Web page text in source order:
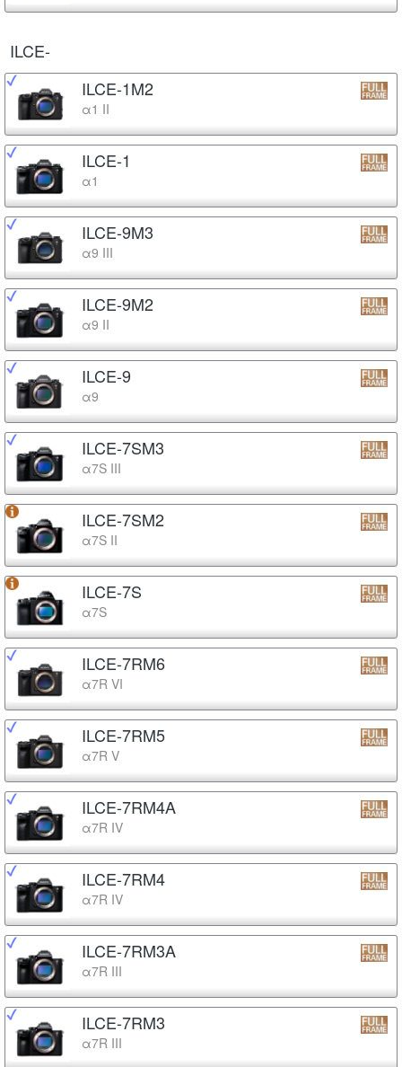
ILCE-
ILCE-1M2
α1 II
ILCE-1
α1
ILCE-9M3
α9 III
ILCE-9M2
α9 II
ILCE-9
α9
ILCE-7SM3
α7S III
ILCE-7SM2
α7S II
ILCE-7S
α7S
ILCE-7RM6
α7R VI
ILCE-7RM5
α7R V
ILCE-7RM4A
α7R IV
ILCE-7RM4
α7R IV
ILCE-7RM3A
α7R III
ILCE-7RM3
α7R III